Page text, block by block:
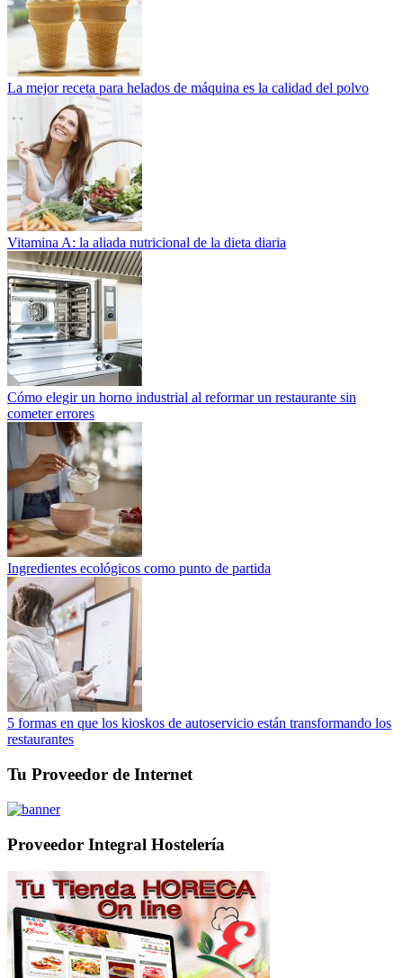
La mejor receta para helados de máquina es la calidad del polvo
Vitamina A: la aliada nutricional de la dieta diaria
Cómo elegir un horno industrial al reformar un restaurante sin
cometer errores
Ingredientes ecológicos como punto de partida
5 formas en que los kioskos de autoservicio están transformando los
restaurantes
Tu Proveedor de Internet
Proveedor Integral Hostelería